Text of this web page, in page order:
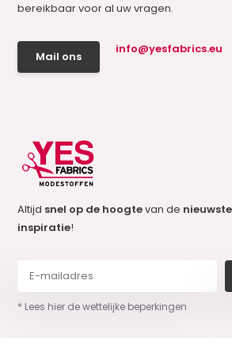
bereikbaar voor al uw vragen.
Mail ons
info@yesfabrics.eu
Altijd snel op de hoogtevan de
inspiratie!
* Lees hier de wettelijke beperkingen